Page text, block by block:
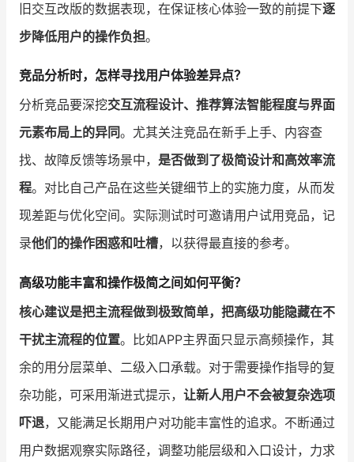
旧交互改版的数据表现，在保证核心体验一致的前提下逐
步降低用户的操作负担。
竞品分析时，怎样寻找用户体验差异点？
分析竞品要深挖交互流程设计、推荐算法智能程度与界面
元素布局上的异同。尤其关注竞品在新手上手、内容查
找、故障反馈等场景中， 是否做到了极简设计和高效率流
程。对比自己产品在这些关键细节上的实施力度，从而发
现差距与优化空间。实际测试时可邀请用户试用竞品，记
录他们的操作困惑和吐槽，以获得最直接的参考。
高级功能丰富和操作极简之间如何平衡？
核心建议是把主流程做到极致简单，把高级功能隐藏在不
干扰主流程的位置。比如APP主界面只显示高频操作，其
余的用分层菜单、二级入口承载。对于需要操作指导的复
杂功能，可采用渐进式提示， 让新人用户不会被复杂选项
吓退，又能满足长期用户对功能丰富性的追求。不断通过
用户数据观察实际路径，调整功能层级和入口设计，力求